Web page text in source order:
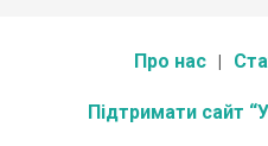
Про нас
Підтримати сайт